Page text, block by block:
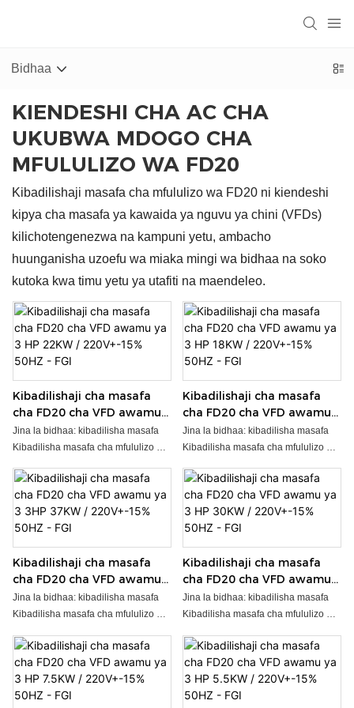
Bidhaa
KIENDESHI CHA AC CHA
UKUBWA MDOGO CHA
MFULULIZO WA FD20
Kibadilishaji masafa cha mfululizo wa FD20 ni kiendeshi
kipya cha masafa ya kawaida ya nguvu ya chini (VFDs)
kilichotengenezwa na kampuni yetu, ambacho
huunganisha uzoefu wa miaka mingi wa bidhaa na soko
kutoka kwa timu yetu ya utafiti na maendeleo.
Kibadilishaji cha masafa
cha FD20 cha VFD awamu
ya 3 HP 22KW / 220V+-15%
50HZ - FGI
Jina la bidhaa: kibadilisha masafa
Kibadilisha masafa cha mfululizo wa
masafa ya kawaida ya nguvu ya
chini (VFDs) kilichotengenezwa na
kampuni yetu, ambacho
huunganisha uzoefu wa miaka mingi
wa bidhaa na soko kutoka kwa timu
yetu ya utafiti na maendeleo. ●
Nguvu Iliyokadiriwa：0.4~2.2KW ●
Volti ya kuingiza: 1AC 220V, 3AC
380V ● MOQ: PCS 1 ● Muda wa
cha oda ● OEM/ODM: inakubalika
Kibadilishaji cha masafa
cha FD20 cha VFD awamu
ya 3 HP 18KW / 220V+-15%
50HZ - FGI
Jina la bidhaa: kibadilisha masafa
Kibadilisha masafa cha mfululizo wa
masafa ya kawaida ya nguvu ya
chini (VFDs) kilichotengenezwa na
kampuni yetu, ambacho
huunganisha uzoefu wa miaka mingi
wa bidhaa na soko kutoka kwa timu
yetu ya utafiti na maendeleo. ●
Nguvu Iliyokadiriwa：0.4~2.2KW ●
Volti ya kuingiza: 1AC 220V, 3AC
380V ● MOQ: PCS 1 ● Muda wa
cha oda ● OEM/ODM: inakubalika
Kibadilishaji cha masafa
cha FD20 cha VFD awamu
ya 3 3HP 37KW /
220V+-15% 50HZ - FGI
Jina la bidhaa: kibadilisha masafa
Kibadilisha masafa cha mfululizo wa
masafa ya kawaida ya nguvu ya
chini (VFDs) kilichotengenezwa na
kampuni yetu, ambacho
huunganisha uzoefu wa miaka mingi
Kibadilishaji cha masafa
cha FD20 cha VFD awamu
ya 3 HP 30KW / 220V+-15%
50HZ - FGI
Jina la bidhaa: kibadilisha masafa
Kibadilisha masafa cha mfululizo wa
masafa ya kawaida ya nguvu ya
chini (VFDs) kilichotengenezwa na
kampuni yetu, ambacho
huunganisha uzoefu wa miaka mingi